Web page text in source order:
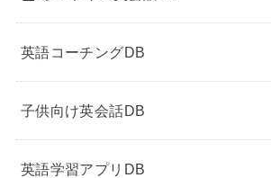
英語コーチングDB
子供向け英会話DB
英語学習アプリDB